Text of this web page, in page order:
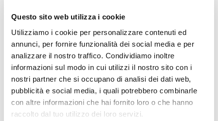
Questo sito web utilizza i cookie
Utilizziamo i cookie per personalizzare contenuti ed
annunci, per fornire funzionalità dei social media e per
analizzare il nostro traffico. Condividiamo inoltre
informazioni sul modo in cui utilizzi il nostro sito con i
nostri partner che si occupano di analisi dei dati web,
pubblicità e social media, i quali potrebbero combinarle
con altre informazioni che hai fornito loro o che hanno
raccolto dal tuo utilizzo dei loro servizi.
tratta di una vera rivoluzione delle modalità di
trasporto dei materassi, destinata, con il tempo,
a diventare una soluzione prediletta nella
gestione di carichi così ingombranti, poi adottata
in tutto il mondo e con varie finalità. Il
sottovuoto, infatti, permette una più agile
gestione degli spazi all’interno dei mezzi di
trasporto, proprio perchè consente il
contenimento del volume dei prodotti. Apripista